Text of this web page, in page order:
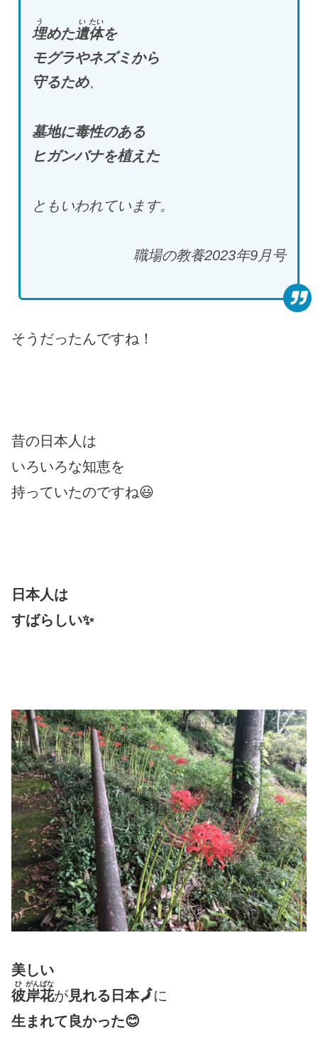
埋
う
めた遺
い
体
たい
を
モグラやネズミから
守るため、
墓地に毒性のある
ヒガンバナを植えた
ともいわれています。
職場の教養2023年9月号
そうだったんですね！
昔の日本人は
いろいろな知恵を
持っていたのですね😃
日本人は
すばらしい✨
美しい
彼
ひ
岸花
がんばな
が見れる日本🗾に
生まれて良かった😊